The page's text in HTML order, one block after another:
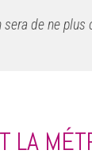
de ne
LA